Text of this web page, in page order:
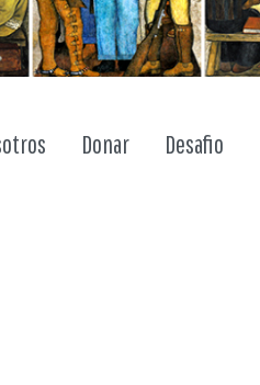
Donar Desafio